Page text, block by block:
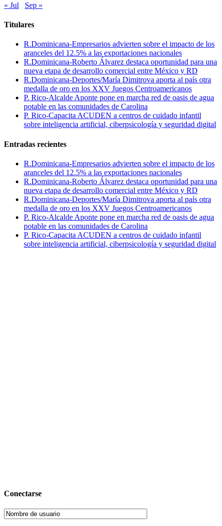
« Jul
Sep »
Titulares
R.Dominicana-Empresarios advierten sobre el impacto de los
aranceles del 12.5% a las exportaciones nacionales
R.Dominicana-Roberto Álvarez destaca oportunidad para una
nueva etapa de desarrollo comercial entre México y RD
R.Dominicana-Deportes/María Dimitrova aporta al país otra
medalla de oro en los XXV Juegos Centroamericanos
P. Rico-Alcalde Aponte pone en marcha red de oasis de agua
potable en las comunidades de Carolina
P. Rico-Capacita ACUDEN a centros de cuidado infantil
sobre inteligencia artificial, ciberpsicología y seguridad digital
Entradas recientes
R.Dominicana-Empresarios advierten sobre el impacto de los
aranceles del 12.5% a las exportaciones nacionales
R.Dominicana-Roberto Álvarez destaca oportunidad para una
nueva etapa de desarrollo comercial entre México y RD
R.Dominicana-Deportes/María Dimitrova aporta al país otra
medalla de oro en los XXV Juegos Centroamericanos
P. Rico-Alcalde Aponte pone en marcha red de oasis de agua
potable en las comunidades de Carolina
P. Rico-Capacita ACUDEN a centros de cuidado infantil
sobre inteligencia artificial, ciberpsicología y seguridad digital
Conectarse